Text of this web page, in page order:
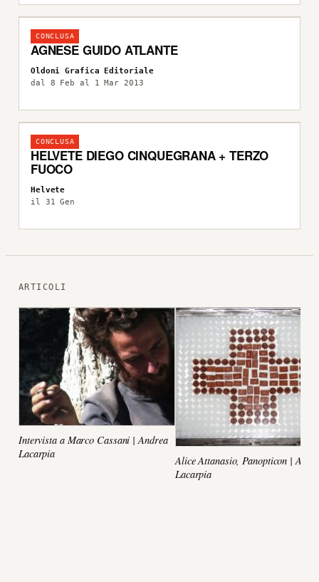
CONCLUSA
AGNESE GUIDO ATLANTE
Oldoni Grafica Editoriale
dal 8 Feb al 1 Mar 2013
CONCLUSA
HELVETE DIEGO CINQUEGRANA + TERZO
FUOCO
Helvete
il 31 Gen
ARTICOLI
Intervista a Marco Cassani | Andrea
Lacarpia
Alice Attanasio, Panopticon |
Lacarpia